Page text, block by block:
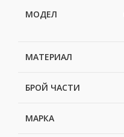
МОДЕЛ
МАТЕРИАЛ
БРОЙ ЧАСТИ
МАРКА